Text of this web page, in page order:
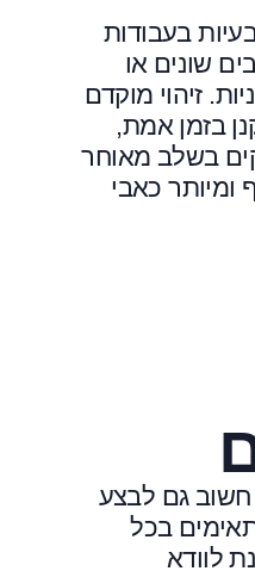
בעבודות
שונים או
זיהוי מוקדם
בזמן אמת,
בשלב מאוחר
ומיותר כאבי
חשוב גם לבצע
בכל
לוודא